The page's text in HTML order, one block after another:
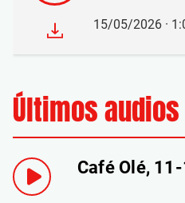
15/05/2026 ·
Últimos audios
Café Olé,